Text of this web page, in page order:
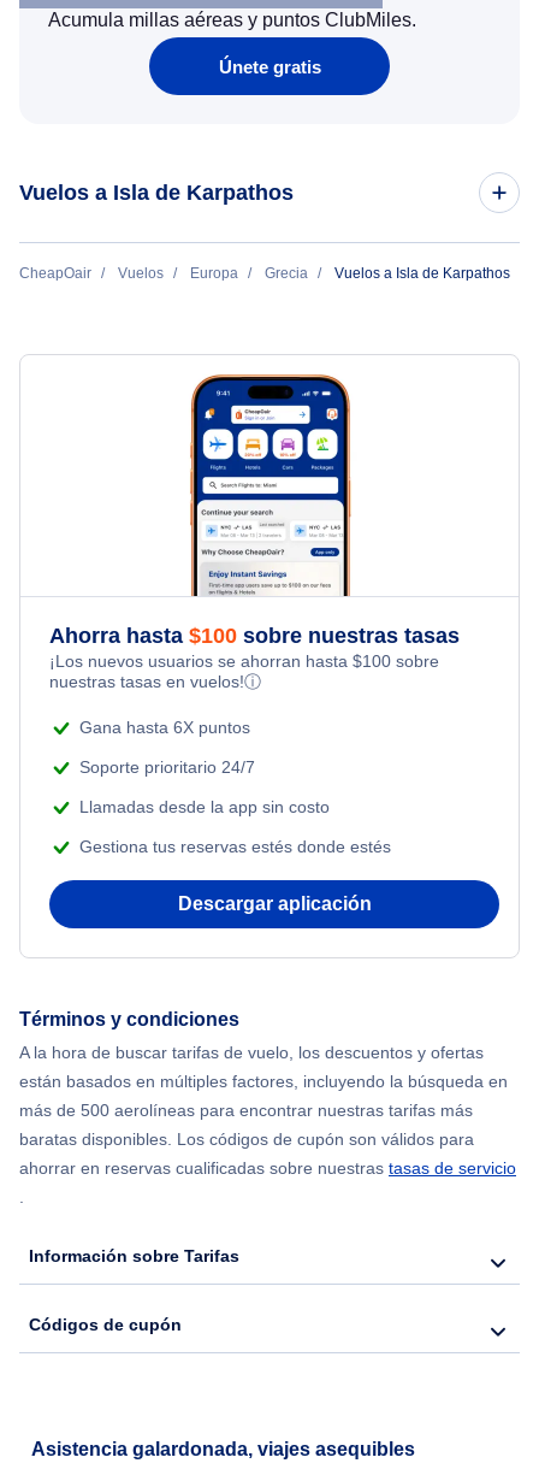
Acumula millas aéreas y puntos ClubMiles.
Únete gratis
Vuelos a Isla de Karpathos
Vuelos de Atenas a Isla de Karpathos
CheapOair Vuelos Europa Grecia Vuelos a Isla de Karpathos
Ahorra hasta $100 sobre nuestras tasas
¡Los nuevos usuarios se ahorran hasta $100 sobre
nuestras tasas en vuelos!ⓘ
Gana hasta 6X puntos
Soporte prioritario 24/7
Llamadas desde la app sin costo
Gestiona tus reservas estés donde estés
Descargar aplicación
Términos y condiciones
A la hora de buscar tarifas de vuelo, los descuentos y ofertas
están basados en múltiples factores, incluyendo la búsqueda en
más de 500 aerolíneas para encontrar nuestras tarifas más
baratas disponibles. Los códigos de cupón son válidos para
ahorrar en reservas cualificadas sobre nuestras tasas de servicio
.
Información sobre Tarifas
Códigos de cupón
Asistencia galardonada, viajes asequibles